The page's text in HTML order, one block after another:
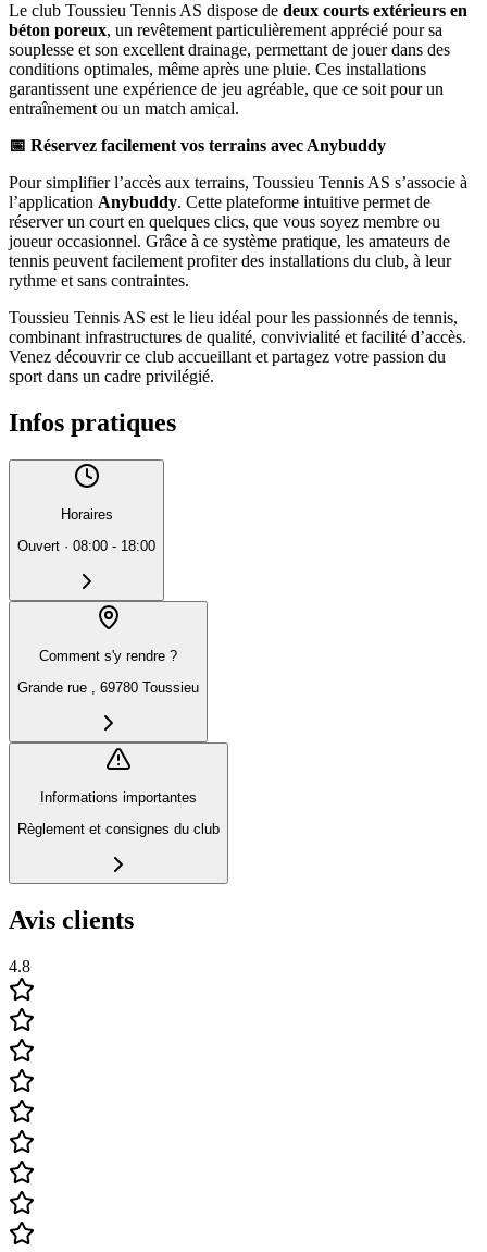
Le club Toussieu Tennis AS dispose de deux courts extérieurs en
béton poreux, un revêtement particulièrement apprécié pour sa
souplesse et son excellent drainage, permettant de jouer dans des
conditions optimales, même après une pluie. Ces installations
garantissent une expérience de jeu agréable, que ce soit pour un
entraînement ou un match amical.
📅 Réservez facilement vos terrains avec Anybuddy
Pour simplifier l’accès aux terrains, Toussieu Tennis AS s’associe à
l’application Anybuddy. Cette plateforme intuitive permet de
réserver un court en quelques clics, que vous soyez membre ou
joueur occasionnel. Grâce à ce système pratique, les amateurs de
tennis peuvent facilement profiter des installations du club, à leur
rythme et sans contraintes.
Toussieu Tennis AS est le lieu idéal pour les passionnés de tennis,
combinant infrastructures de qualité, convivialité et facilité d’accès.
Venez découvrir ce club accueillant et partagez votre passion du
sport dans un cadre privilégié.
Infos pratiques
Horaires
Ouvert · 08:00 - 18:00
Comment s'y rendre ?
Grande rue , 69780 Toussieu
Informations importantes
Règlement et consignes du club
Avis clients
4.8